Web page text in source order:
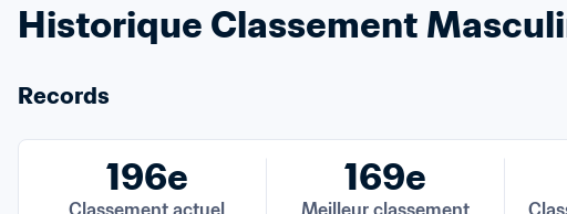
Historique Classement
Records
196e
Classement actuel
169e
Meilleur classement